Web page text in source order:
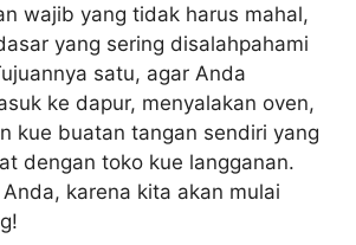
wajib yang tidak harus mahal,
yang sering disalahpahami
satu, agar Anda
ke dapur, menyalakan oven,
kue buatan tangan sendiri yang
dengan toko kue langganan.
karena kita akan mulai